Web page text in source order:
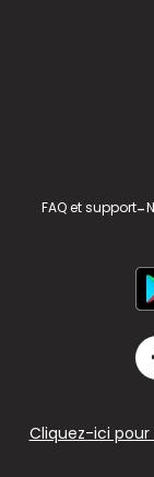
FAQ et support-
Cliquez-ici